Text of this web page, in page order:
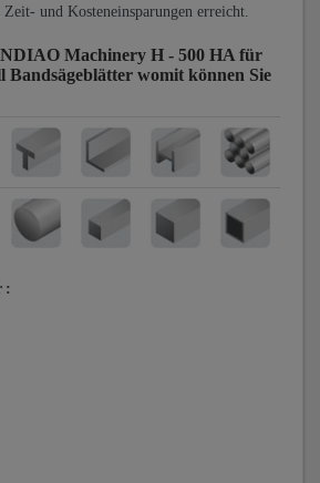
Zeit- und Kosteneinsparungen erreicht.
Machinery H - 500 HA für
Bandsägeblätter womit können Sie
: